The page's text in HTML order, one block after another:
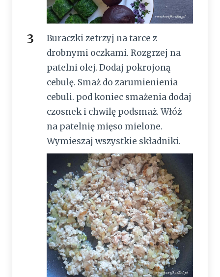
Buraczki zetrzyj na tarce z
drobnymi oczkami. Rozgrzej na
patelni olej. Dodaj pokrojoną
cebulę. Smaż do zarumienienia
cebuli. pod koniec smażenia dodaj
czosnek i chwilę podsmaż. Włóż
na patelnię mięso mielone.
Wymieszaj wszystkie składniki.